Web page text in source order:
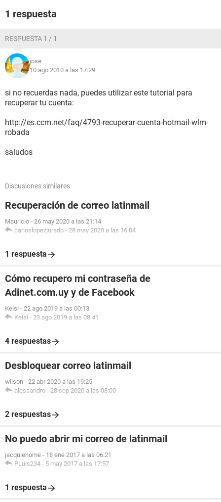
1 respuesta
RESPUESTA 1 / 1
jose
10 ago 2010 a las 17:29
si no recuerdas nada, puedes utilizar este tutorial para
recuperar tu cuenta:
http://es.ccm.net/faq/4793-recuperar-cuenta-hotmail-wlm-
robada
saludos
Discusiones similares
Recuperación de correo latinmail
Mauricio - 26 may 2020 a las 21:14
carloslopezjurado - 28 may 2020 a las 16:04
1 respuesta
Cómo recupero mi contraseña de
Adinet.com.uy y de Facebook
Keisi - 22 ago 2019 a las 00:13
Keisi - 23 ago 2019 a las 08:41
4 respuestas
Desbloquear correo latinmail
wilson - 22 abr 2020 a las 19:25
alessandro - 28 sep 2020 a las 08:00
2 respuestas
No puedo abrir mi correo de latinmail
jacquiehome - 18 ene 2017 a las 06:21
PLuis234 - 5 may 2017 a las 17:57
1 respuesta